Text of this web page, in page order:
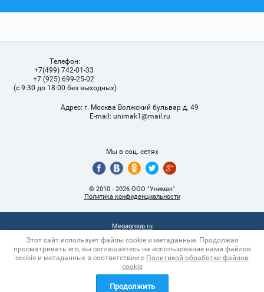
Телефон:
+7(499) 742-01-33
+7 (925) 699-25-02
(с 9:30 до 18:00 без выходных)
Адрес: г. Москва Волжский бульвар д. 49
Е-mail: unimak1@mail.ru
Мы в соц. сетях
© 2010 - 2026 ООО "Унимак"
Политика конфиденциальности
Megagroup.ru
Этот сайт использует файлы cookie и метаданные. Продолжая
просматривать его, вы соглашаетесь на использование нами файлов
cookie и метаданных в соответствии с Политикой обработки файлов
cookie
Продолжить